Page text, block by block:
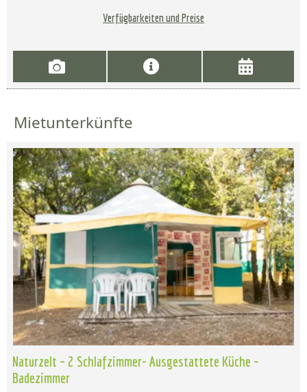
Verfügbarkeiten und Preise
Mietunterkünfte
Naturzelt – 2 Schlafzimmer- Ausgestattete Küche –
Badezimmer